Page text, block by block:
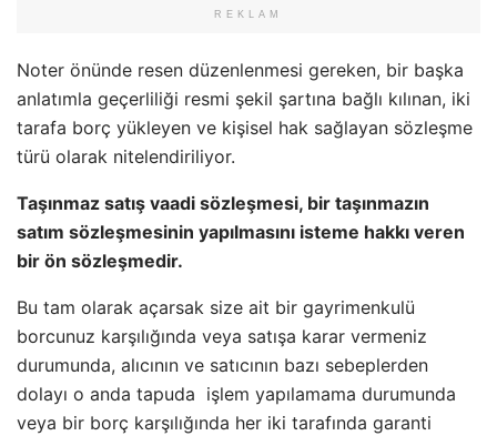
REKLAM
Noter önünde resen düzenlenmesi gereken, bir başka
anlatımla geçerliliği resmi şekil şartına bağlı kılınan, iki
tarafa borç yükleyen ve kişisel hak sağlayan sözleşme
türü olarak nitelendiriliyor.
Taşınmaz satış vaadi sözleşmesi, bir taşınmazın
satım sözleşmesinin yapılmasını isteme hakkı veren
bir ön sözleşmedir.
Bu tam olarak açarsak size ait bir gayrimenkulü
borcunuz karşılığında veya satışa karar vermeniz
durumunda, alıcının ve satıcının bazı sebeplerden
dolayı o anda tapuda işlem yapılamama durumunda
veya bir borç karşılığında her iki tarafında garanti